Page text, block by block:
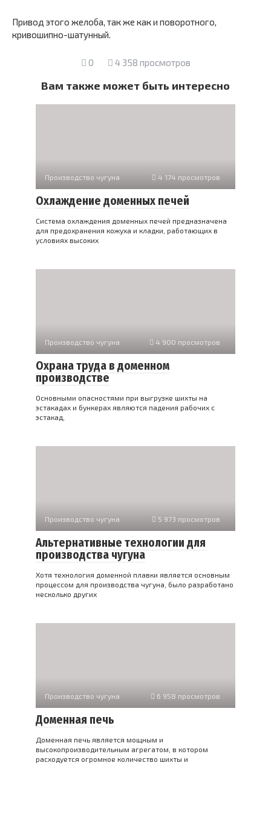
Привод этого желоба, так же как и поворотного,
кривошипно-шатунный.
0 4 358 просмотров
Вам также может быть интересно
Производство чугуна 4 174 просмотров
Охлаждение доменных печей
Система охлаждения доменных печей предназначена
для предохранения кожуха и кладки, работающих в
условиях высоких
Производство чугуна 4 900 просмотров
Охрана труда в доменном
производстве
Основными опасностями при выгрузке шихты на
эстакадах и бункерах являются падения рабочих с
эстакад,
Производство чугуна 5 973 просмотров
Альтернативные технологии для
производства чугуна
Хотя технология доменной плавки является основным
процессом для производства чугуна, было разработано
несколько других
Производство чугуна 6 958 просмотров
Доменная печь
Доменная печь является мощным и
высокопроизводительным агрегатом, в котором
расходуется огромное количество шихты и